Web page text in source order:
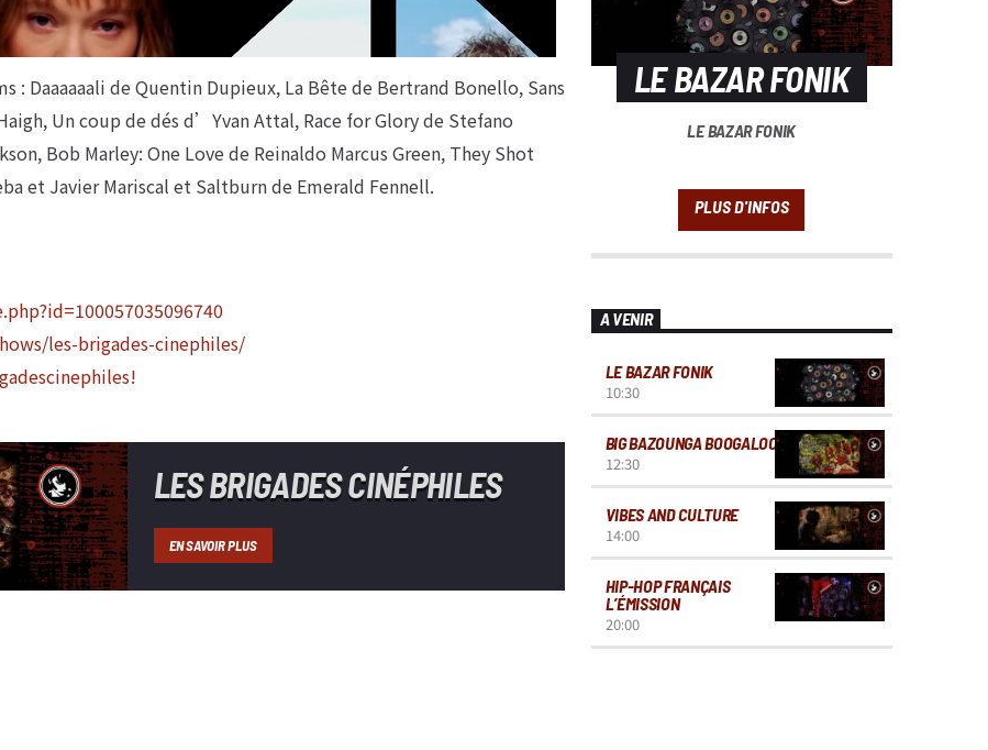
: Daaaaaali de Quentin Dupieux, La Bête de Bertrand Bonello, Sans
Un coup de dés d’Yvan Attal, Race for Glory de Stefano
Bob Marley: One Love de Reinaldo Marcus Green, They Shot
et Javier Mariscal et Saltburn de Emerald Fennell.
les-brigades-cinephiles/
LES BRIGADES CINÉPHILES
EN SAVOIR PLUS
LE BAZAR FONIK
LE BAZAR FONIK
A VENIR
LE BAZAR FONIK
10:30
BIG BAZOUNGA BOOGALOO
12:30
VIBES AND CULTURE
14:00
HIP-HOP FRANÇAIS
L’ÉMISSION
20:00